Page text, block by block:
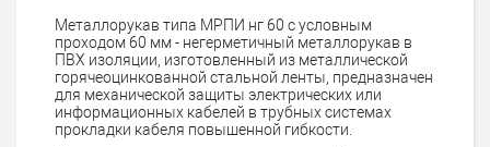
Металлорукав типа МРПИ нг 60 с условным
проходом 60 мм - негерметичный металлорукав в
ПВХ изоляции, изготовленный из металлической
горячеоцинкованной стальной ленты, предназначен
для механической защиты электрических или
информационных кабелей в трубных системах
прокладки кабеля повышенной гибкости.